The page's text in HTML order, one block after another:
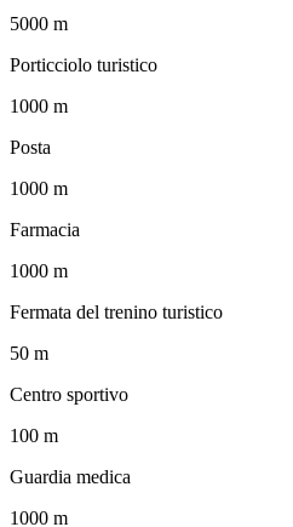
5000 m
Porticciolo turistico
1000 m
Posta
1000 m
Farmacia
1000 m
Fermata del trenino turistico
50 m
Centro sportivo
100 m
Guardia medica
1000 m